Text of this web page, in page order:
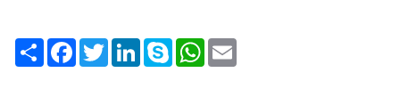
Share FacebookTwitterLinkedInSkype WhatsApp